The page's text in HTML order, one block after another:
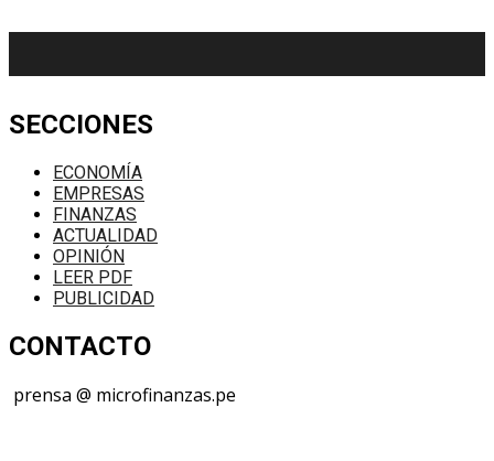
SECCIONES
ECONOMÍA
EMPRESAS
FINANZAS
ACTUALIDAD
OPINIÓN
LEER PDF
PUBLICIDAD
CONTACTO
prensa @ microfinanzas.pe